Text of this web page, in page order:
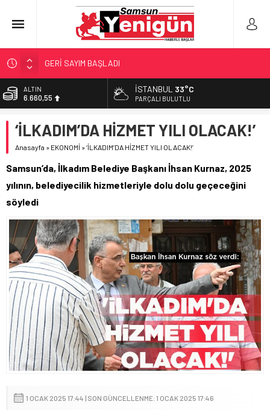
GERİ SAYIM BAŞLADI
SAMSUNSPOR’DA HEDEF 5’İNCİLİK!
‘BAFRA’YA YATIRIM YAPIN!’
YÖNETİCİ SEÇERKEN YAPILAN EN BÜYÜK HATALAR
ALTIN
6.660,55
13.779,39
DOLAR
55,1881
İSTANBUL 33°C
PARÇALI BULUTLU
‘İLKADIM’DA HİZMET YILI OLACAK!’
Anasayfa » EKONOMİ »‘İLKADIM’DA HİZMET YILI OLACAK!’
Samsun’da, İlkadım Belediye Başkanı İhsan Kurnaz, 2025
yılının, belediyecilik hizmetleriyle dolu dolu geçeceğini
söyledi
1 OCAK 2025 17:44 | SON GÜNCELLENME: 1 OCAK 2025 17:46